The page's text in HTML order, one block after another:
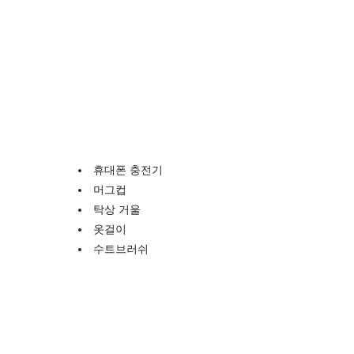
휴대폰 충전기
머그컵
탁상 거울
옷걸이
수트브러쉬